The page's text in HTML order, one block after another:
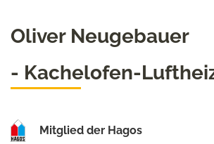
Oliver Neugebauer
- Kachelofen-
Mitglied der Hagos